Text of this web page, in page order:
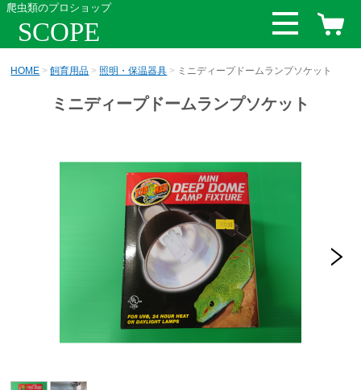
爬虫類のプロショップ
SCOPE
HOME 飼育用品 照明・保温器具 ミニディープドームランプソケット
ミニディープドームランプソケット